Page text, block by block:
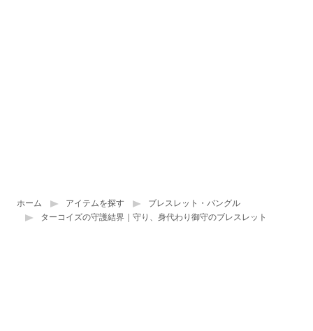
ホーム アイテムを探す
ブレスレット・バングル
ターコイズの守護結界｜守り、身代わり御守のブレスレット